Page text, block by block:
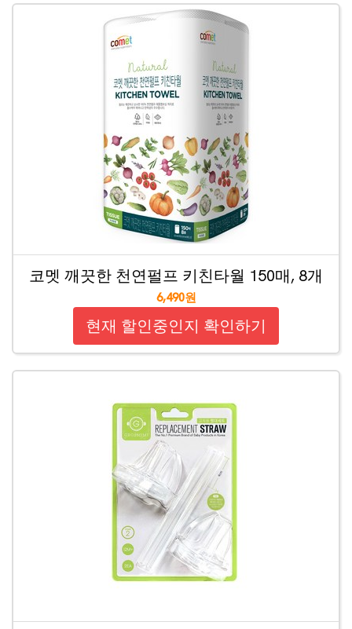
코멧 깨끗한 천연펄프 키친타월 150매, 8개
6,490원
현재 할인중인지 확인하기